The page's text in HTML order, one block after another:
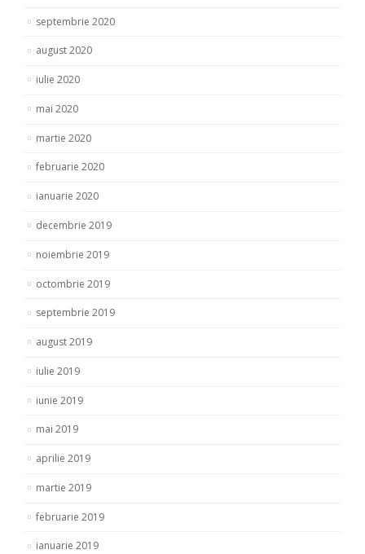
septembrie 2020
august 2020
iulie 2020
mai 2020
martie 2020
februarie 2020
ianuarie 2020
decembrie 2019
noiembrie 2019
octombrie 2019
septembrie 2019
august 2019
iulie 2019
iunie 2019
mai 2019
aprilie 2019
martie 2019
februarie 2019
ianuarie 2019